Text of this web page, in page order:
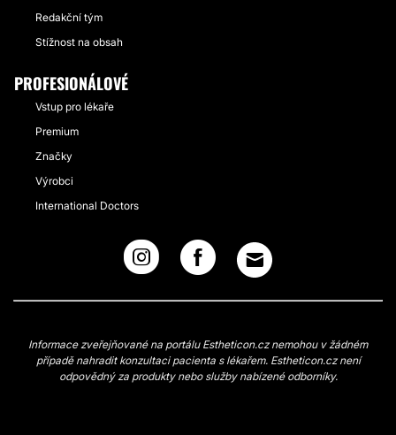
Redakční tým
Stížnost na obsah
PROFESIONÁLOVÉ
Vstup pro lékaře
Premium
Značky
Výrobci
International Doctors
Informace zveřejňované na portálu Estheticon.cz nemohou v žádném
případě nahradit konzultaci pacienta s lékařem. Estheticon.cz není
odpovědný za produkty nebo služby nabízené odborníky.